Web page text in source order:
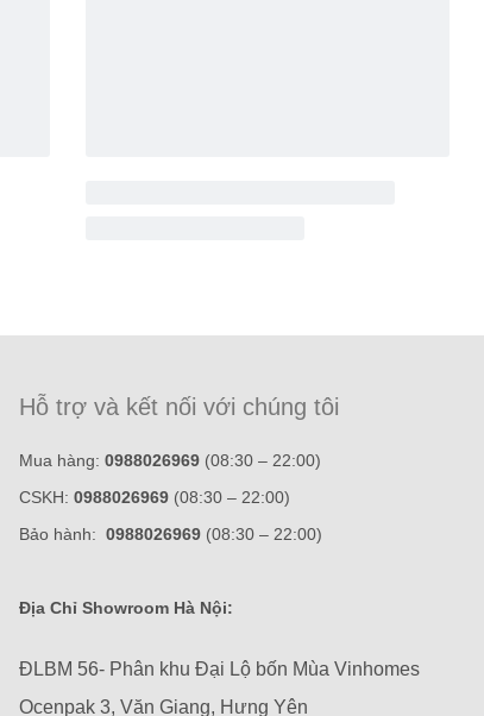
Hỗ trợ và kết nối với chúng tôi
Mua hàng: 0988026969(08:30 – 22:00)
CSKH: 0988026969(08:30 – 22:00)
Bảo hành: 0988026969(08:30 – 22:00)
Địa Chỉ Showroom Hà Nội:
ĐLBM 56- Phân khu Đại Lộ bốn Mùa Vinhomes
Ocenpak 3, Văn Giang, Hưng Yên